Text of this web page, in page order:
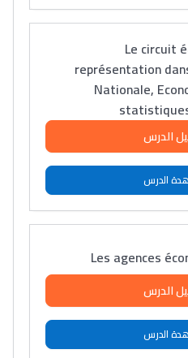
Le circuit
représentation
Nationale,
الدرس
الدرس
Les agences
الدرس
الدرس